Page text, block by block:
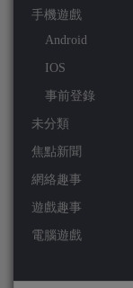
手機遊戲
Android
IOS
事前登錄
未分類
焦點新聞
網絡趣事
遊戲趣事
電腦遊戲